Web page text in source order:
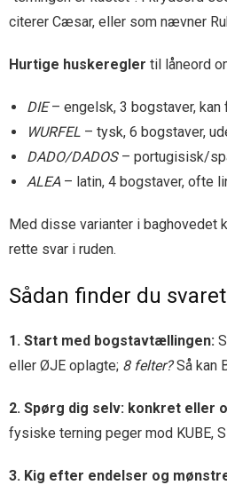
citerer Cæsar, eller som nævner
Hurtige huskeregler til låneord
DIE– engelsk, 3 bogstaver, kan
WURFEL – tysk, 6 bogstaver,
DADO/DADOS– portugisisk/
ALEA – latin, 4 bogstaver, ofte
Med disse varianter i baghovedet
rette svar i ruden.
Sådan finder du
1. Start med bogstavtællingen:
eller ØJE oplagte; 8 felter?Så kan
2. Spørg dig selv: konkret eller
fysiske terning peger mod KUBE,
3. Kig efter endelser og